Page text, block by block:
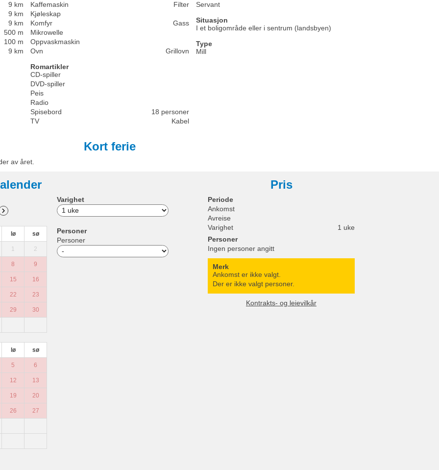
9 km
9 km
9 km
500 m
100 m
9 km
Kaffemaskin
Filter
Kjøleskap
Komfyr
Gass
Mikrowelle
Oppvaskmaskin
Ovn
Grillovn
Romartikler
CD-spiller
DVD-spiller
Peis
Radio
Spisebord
18 personer
TV
Kabel
Servant
Situasjon
I et boligområde eller i sentrum (landsbyen)
Type
Mill
Kort ferie
av året.
lø sø
1 2
8 9
15 16
22 23
29 30
lø sø
5 6
12 13
19 20
26 27
Varighet
Personer
Personer
Pris
Periode
Ankomst
Avreise
Varighet
1 uke
Personer
Ingen personer angitt
Merk
Ankomst er ikke valgt.
Der er ikke valgt personer.
Kontrakts- og leievilkår